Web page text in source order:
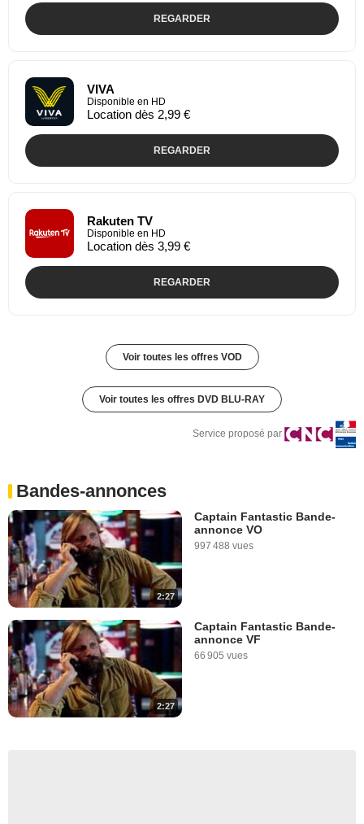
REGARDER
VIVA
Disponible en HD
Location dès 2,99 €
REGARDER
Rakuten TV
Disponible en HD
Location dès 3,99 €
REGARDER
Voir toutes les offres VOD
Voir toutes les offres DVD BLU-RAY
Service proposé par
Bandes-annonces
2:27
Captain Fantastic Bande-
annonce VO
997 488 vues
2:27
Captain Fantastic Bande-
annonce VF
66 905 vues